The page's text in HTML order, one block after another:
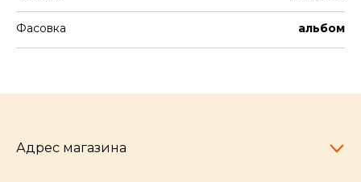
Фасовка альбом
Адрес магазина